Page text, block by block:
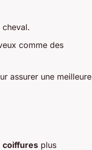
comme des
assurer une meilleure
coiffures plus